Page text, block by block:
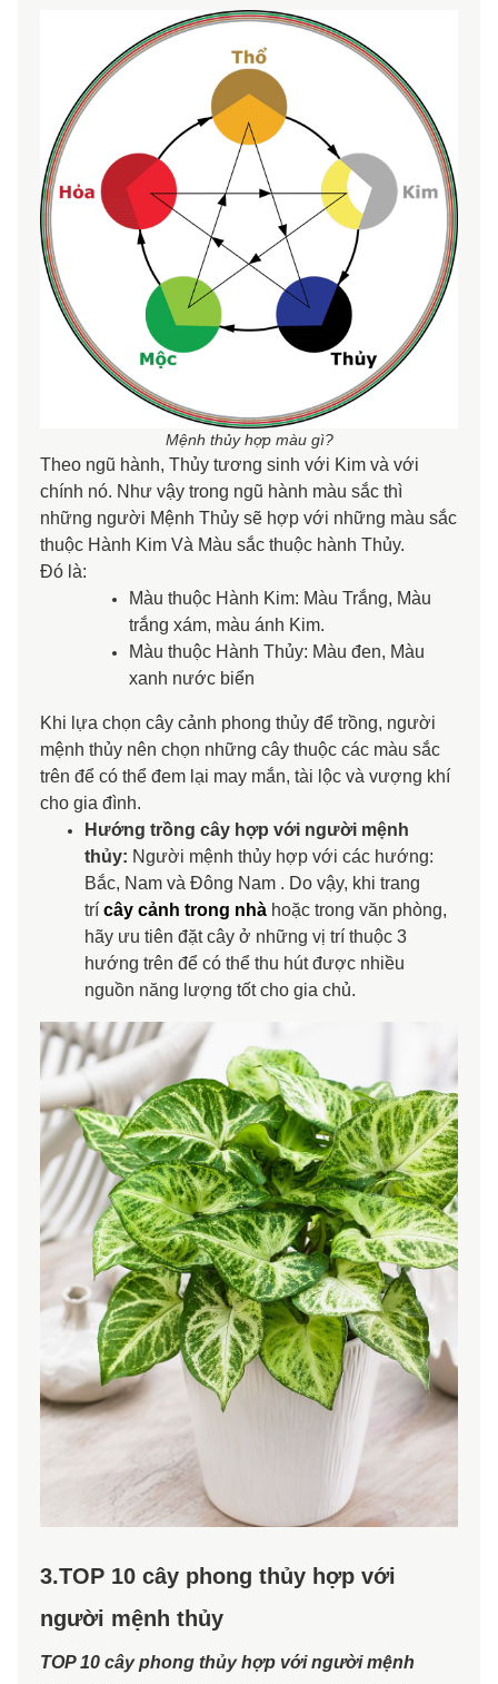
Mệnh thủy hợp màu gì?
Theo ngũ hành, Thủy tương sinh với Kim và với
chính nó. Như vậy trong ngũ hành màu sắc thì
những người Mệnh Thủy sẽ hợp với những màu sắc
thuộc Hành Kim Và Màu sắc thuộc hành Thủy.
Đó là:
Màu thuộc Hành Kim: Màu Trắng, Màu
trắng xám, màu ánh Kim.
Màu thuộc Hành Thủy: Màu đen, Màu
xanh nước biển
Khi lựa chọn cây cảnh phong thủy để trồng, người
mệnh thủy nên chọn những cây thuộc các màu sắc
trên để có thể đem lại may mắn, tài lộc và vượng khí
cho gia đình.
Hướng trồng cây hợp với người mệnh
thủy: Người mệnh thủy hợp với các hướng:
Bắc, Nam và Đông Nam . Do vậy, khi trang
trí cây cảnh trong nhà hoặc trong văn phòng,
hãy ưu tiên đặt cây ở những vị trí thuộc 3
hướng trên để có thể thu hút được nhiều
nguồn năng lượng tốt cho gia chủ.
3.TOP 10 cây phong thủy hợp với
người mệnh thủy
TOP 10 cây phong thủy hợp với người mệnh